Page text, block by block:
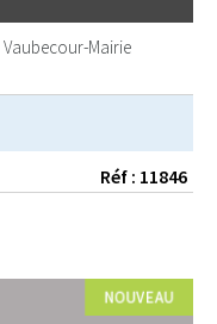
Vaubecour-Mairie
Réf : 11846